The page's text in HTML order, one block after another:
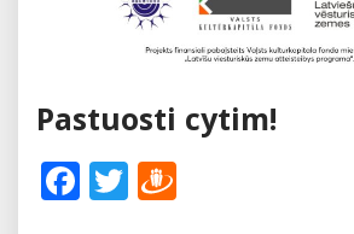
Pastuosti cytim!
Facebook
Twitter